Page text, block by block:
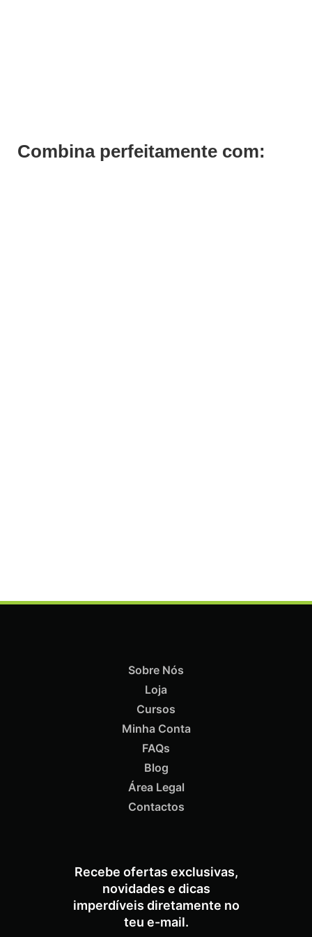
Combina perfeitamente com:
Recebe ofertas exclusivas,
novidades e dicas
imperdíveis diretamente no
teu e-mail.
Sobre Nós
Loja
Cursos
Minha Conta
FAQs
Blog
Área Legal
Contactos